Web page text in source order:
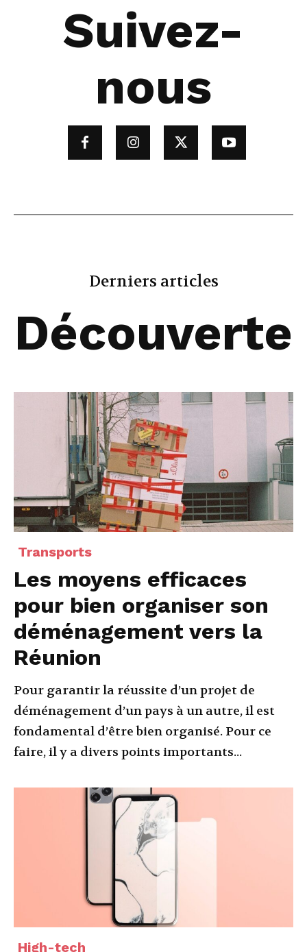
Suivez-
nous
Derniers articles
Découverte
Transports
Les moyens efficaces
pour bien organiser son
déménagement vers la
Réunion
Pour garantir la réussite d’un projet de
déménagement d’un pays à un autre, il est
fondamental d’être bien organisé. Pour ce
faire, il y a divers points importants...
High-tech